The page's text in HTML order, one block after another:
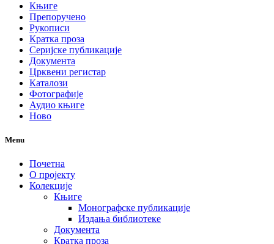
Књиге
Препоручено
Рукописи
Кратка проза
Серијске публикације
Документа
Црквени регистар
Каталози
Фотографије
Аудио књиге
Ново
Menu
Почетна
О пројекту
Колекције
Књиге
Монографске публикације
Издања библиотеке
Документа
Кратка проза